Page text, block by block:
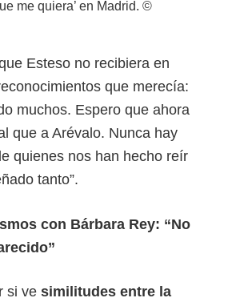
me quiera’ en Madrid. ©
Esteso no recibiera en
que merecía:
muchos. Espero que ahora
que a Arévalo. Nunca hay
quienes nos han hecho reír
tanto”.
con Bárbara Rey: “No
si ve similitudes entre la